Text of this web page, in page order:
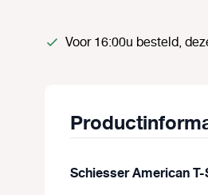
Voor 16:00u besteld,
Schiesser American